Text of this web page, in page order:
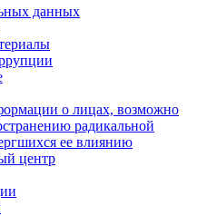
данных
о лицах, возможно
радикальной
ее влиянию
центр